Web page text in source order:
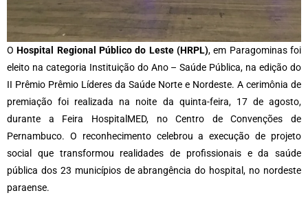
OHospital Regional Público do Leste (HRPL), em Paragominas foi
eleito na categoria Instituição do Ano – Saúde Pública, na edição do
II Prêmio Prêmio Líderes da Saúde Norte e Nordeste. A cerimônia de
premiação foi realizada na noite da quinta-feira, 17 de agosto,
durante a Feira HospitalMED, no Centro de Convenções de
Pernambuco. O reconhecimento celebrou a execução de projeto
social que transformou realidades de profissionais e da saúde
pública dos 23 municípios de abrangência do hospital, no nordeste
paraense.